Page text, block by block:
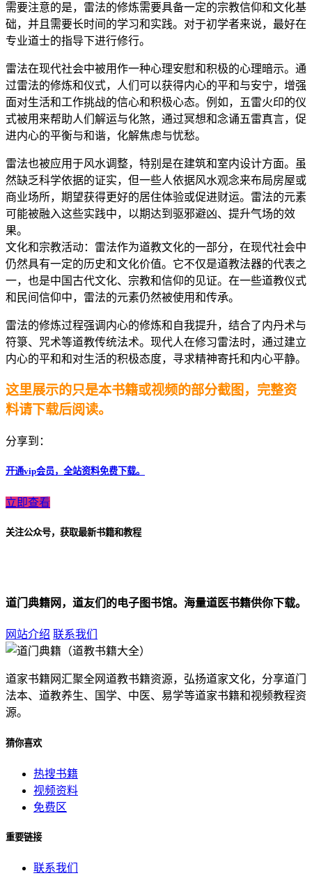
需要注意的是，雷法的修炼需要具备一定的宗教信仰和文化基
础，并且需要长时间的学习和实践。对于初学者来说，最好在
专业道士的指导下进行修行。
雷法在现代社会中被用作一种心理安慰和积极的心理暗示。通
过雷法的修炼和仪式，人们可以获得内心的平和与安宁，增强
面对生活和工作挑战的信心和积极心态。例如，五雷火印的仪
式被用来帮助人们解运与化煞，通过冥想和念诵五雷真言，促
进内心的平衡与和谐，化解焦虑与忧愁。
雷法也被应用于风水调整，特别是在建筑和室内设计方面。虽
然缺乏科学依据的证实，但一些人依据风水观念来布局房屋或
商业场所，期望获得更好的居住体验或促进财运。雷法的元素
可能被融入这些实践中，以期达到驱邪避凶、提升气场的效
果。
文化和宗教活动：雷法作为道教文化的一部分，在现代社会中
仍然具有一定的历史和文化价值。它不仅是道教法器的代表之
一，也是中国古代文化、宗教和信仰的见证。在一些道教仪式
和民间信仰中，雷法的元素仍然被使用和传承。
雷法的修炼过程强调内心的修炼和自我提升，结合了内丹术与
符箓、咒术等道教传统法术。现代人在修习雷法时，通过建立
内心的平和和对生活的积极态度，寻求精神寄托和内心平静。
这里展示的只是本书籍或视频的部分截图，完整资
料请下载后阅读。
分享到：
开通vip会员，全站资料免费下载。
立即查看
关注公众号，获取最新书籍和教程
道门典籍网，道友们的电子图书馆。海量道医书籍供你下载。
网站介绍 联系我们
道家书籍网汇聚全网道教书籍资源，弘扬道家文化，分享道门
法本、道教养生、国学、中医、易学等道家书籍和视频教程资
源。
猜你喜欢
热搜书籍
视频资料
免费区
重要链接
联系我们